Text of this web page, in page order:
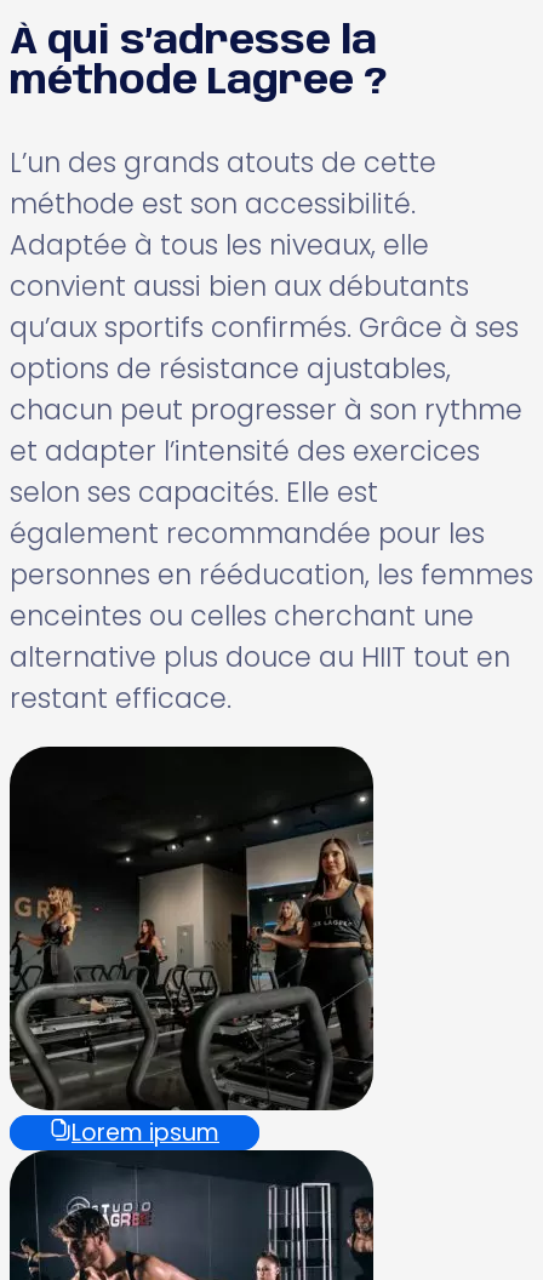
À qui s’adresse la
méthode Lagree ?
L’un des grands atouts de cette
méthode est son accessibilité.
Adaptée à tous les niveaux, elle
convient aussi bien aux débutants
qu’aux sportifs confirmés. Grâce à ses
options de résistance ajustables,
chacun peut progresser à son rythme
et adapter l’intensité des exercices
selon ses capacités. Elle est
également recommandée pour les
personnes en rééducation, les femmes
enceintes ou celles cherchant une
alternative plus douce au HIIT tout en
restant efficace.
Lorem ipsum